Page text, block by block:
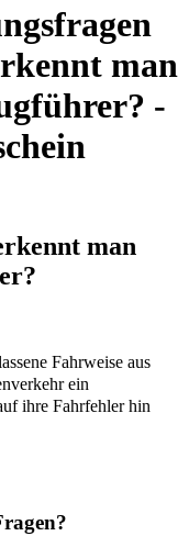
man
-
man
Fahrweise aus
ein
ihre Fahrfehler hin